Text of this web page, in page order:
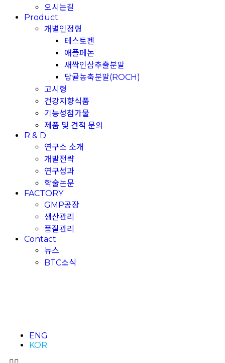
오시는길
Product
개별인정형
테스토펜
애플페논
새싹인삼추출분말
당귤농축분말(ROCH)
고시형
건강지향식품
기능성첨가물
제품 및 견적 문의
R & D
연구소 소개
개발전략
연구성과
학술논문
FACTORY
GMP공장
생산관리
품질관리
Contact
뉴스
BTC소식
ENG
KOR